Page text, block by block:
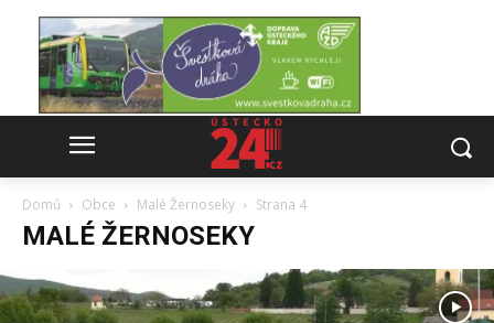
Domů Obce Malé Žernoseky Strana 4
MALÉ ŽERNOSEKY